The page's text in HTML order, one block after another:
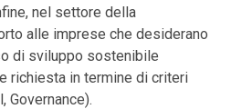
nel settore della
alle imprese che desiderano
di sviluppo sostenibile
richiesta in termine di criteri
Governance).